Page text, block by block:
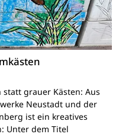
grauer Kästen: Aus
Neustadt und der
ist ein kreatives
Unter dem Titel